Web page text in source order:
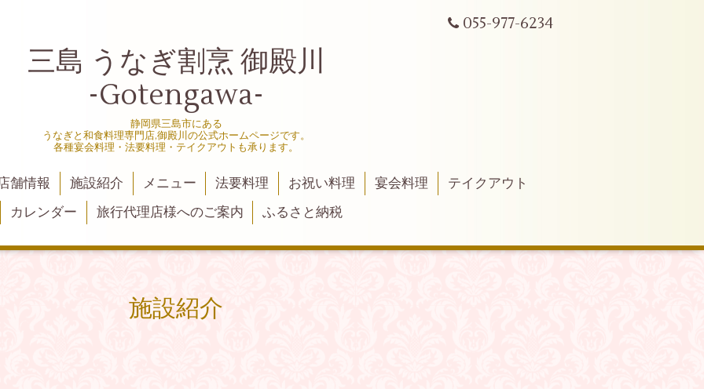
055-977-6234
三島 うなぎ割烹 御殿川
-Gotengawa-
静岡県三島市にある
うなぎと和食料理専門店,御殿川の公式ホームページです。
各種宴会料理・法要料理・テイクアウトも承ります。
舗情報 施設紹介 メニュー 法要料理 お祝い料理 宴会料理
テイクアウト
カレンダー
旅行代理店様へのご案内 ふるさと納税
施設紹介